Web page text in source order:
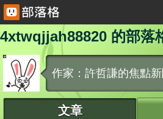
4xtwqjjah88820 的部落
作家：許哲謙的焦點
文章